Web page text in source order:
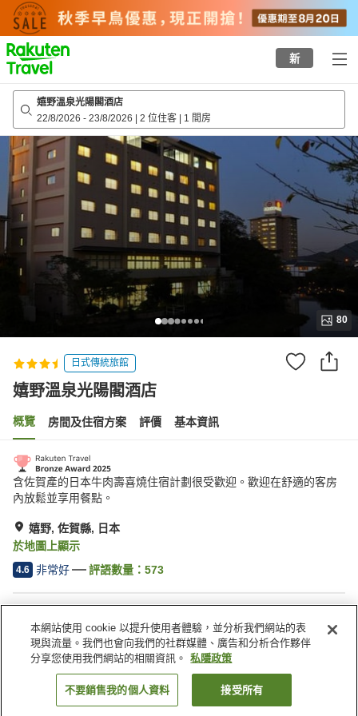
to
top
page
新
嬉野溫泉光陽閣酒店
22/8/2026 - 23/8/2026 | 2 位住客 | 1 間房
80
日式傳統旅館
嬉野溫泉光陽閣酒店
概覽 房間及住宿方案 評價 基本資訊
含佐賀產的日本牛肉壽喜燒住宿計劃很受歡迎。歡迎在舒適的客房
內放鬆並享用餐點。
嬉野, 佐賀縣, 日本
於地圖上顯示
4.6 非常好 評語數量： 573
停車場
自動販賣機
商店
宴會廳
日本 佐賀縣 嬉野 嬉野溫泉光陽閣酒店
找客房
本網站使用 cookie 以提升使用者體驗，並分析我們網站的表
現與流量。我們也會向我們的社群媒體、廣告和分析合作夥伴
分享您使用我們網站的相關資訊。
私隱政策
不要銷售我的個人資料 接受所有